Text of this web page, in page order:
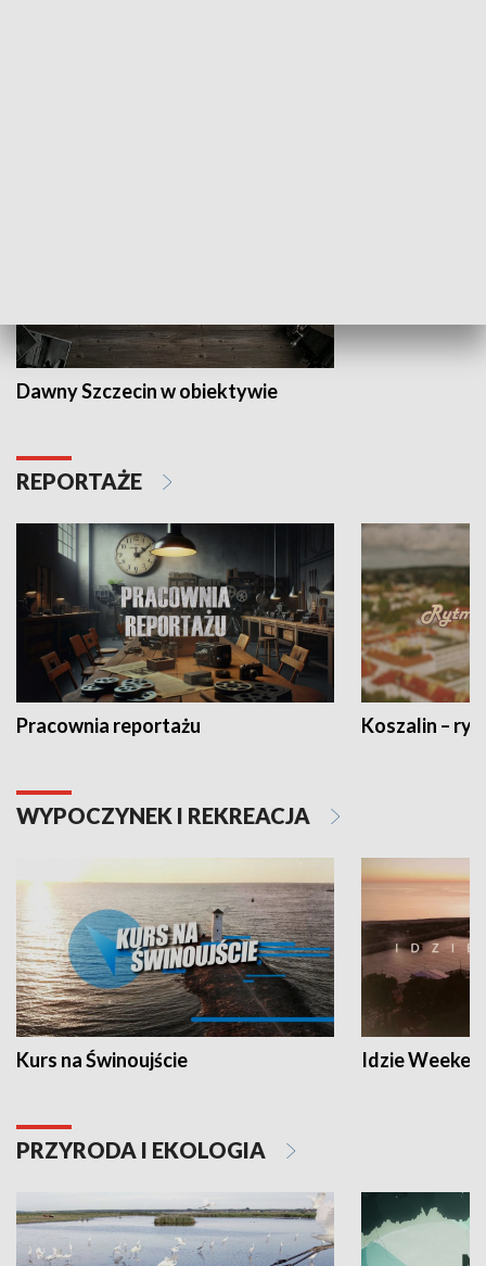
Dawny Szczecin w obiektywie
REPORTAŻE
Pracownia reportażu Koszalin –
WYPOCZYNEK I REKREACJA
Kurs na Świnoujście Idzie
PRZYRODA I EKOLOGIA